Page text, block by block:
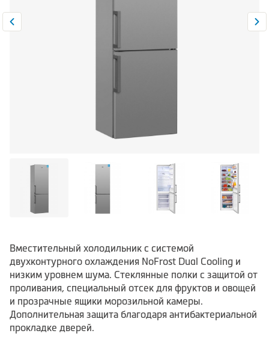
Вместительный холодильник с системой
двухконтурного охлаждения NoFrost Dual Cooling и
низким уровнем шума. Стеклянные полки с защитой от
проливания, специальный отсек для фруктов и овощей
и прозрачные ящики морозильной камеры.
Дополнительная защита благодаря антибактериальной
прокладке дверей.